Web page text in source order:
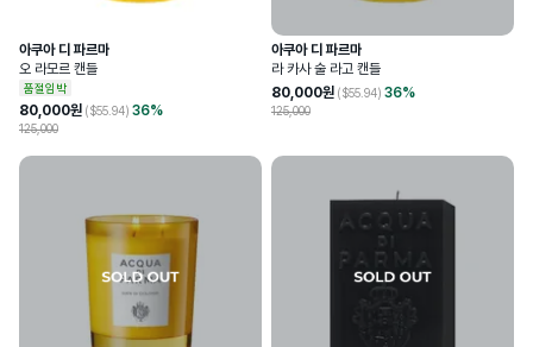
아쿠아 디 파르마
오 라모르 캔들
품절임박
80,000원 ($55.94) 36%
125,000
아쿠아 디 파르마
라 카사 술 라고 캔들
80,000원 ($55.94) 36%
125,000